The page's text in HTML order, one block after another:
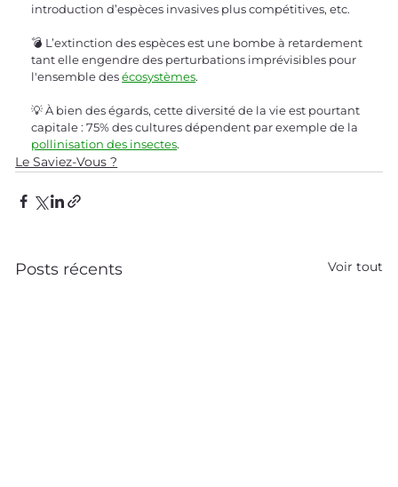
introduction d’espèces invasives plus compétitives, etc.
💣 L’extinction des espèces est une bombe à retardement
tant elle engendre des perturbations imprévisibles pour
l'ensemble des écosystèmes.
💡 À bien des égards, cette diversité de la vie est pourtant
capitale : 75% des cultures dépendent par exemple de la
pollinisation des insectes.
Le Saviez-Vous ?
Posts récents Voir tout